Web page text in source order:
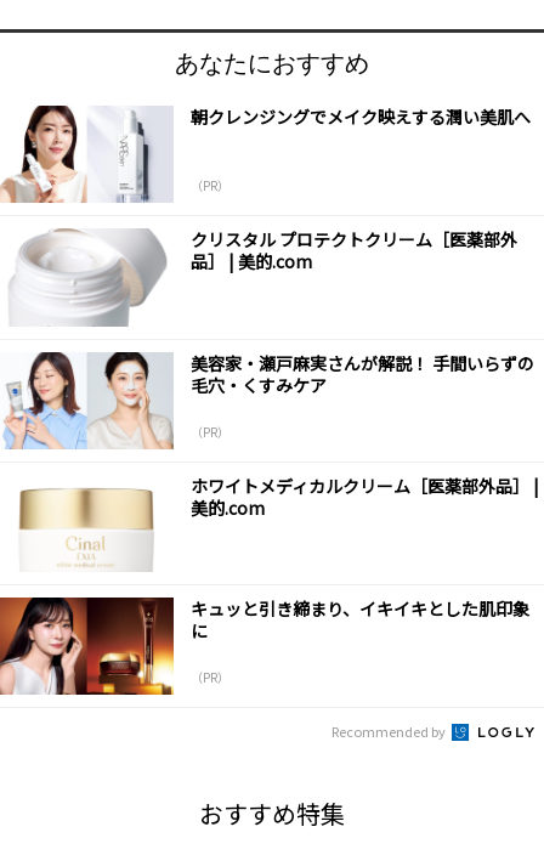
あなたにおすすめ
朝クレンジングでメイク映えする潤い美肌へ
（PR）
クリスタル プロテクトクリーム［医薬部外
品］ | 美的.com
美容家・瀬戸麻実さんが解説！ 手間いらずの
毛穴・くすみケア
（PR）
ホワイトメディカルクリーム［医薬部外品］ |
美的.com
キュッと引き締まり、イキイキとした肌印象
に
（PR）
Recommended by
おすすめ特集